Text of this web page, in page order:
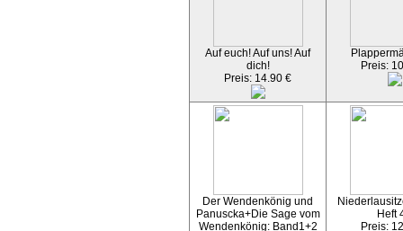
Auf euch! Auf uns! Auf
dich!
Preis: 14.90 €
Preis:
Der Wendenkönig und
Panuscka+Die Sage vom
Wendenkönig: Band1+2
Heft
Preis: